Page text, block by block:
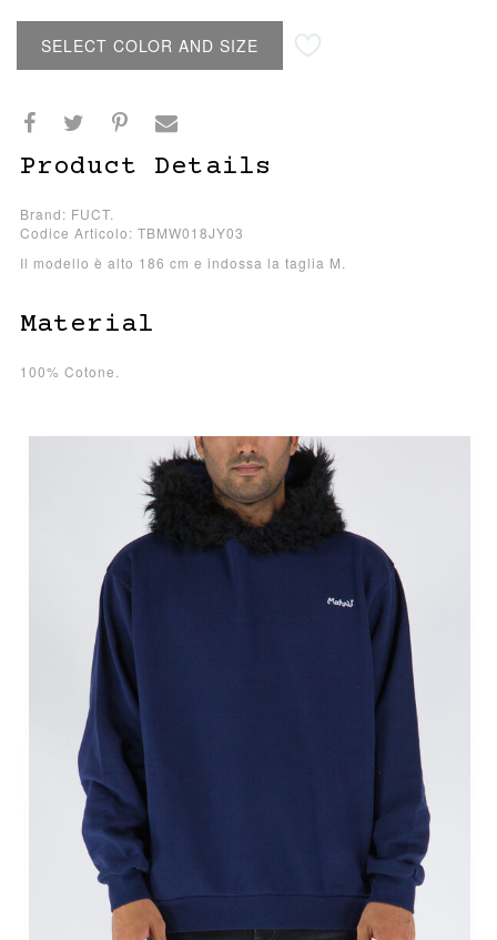
SELECT COLOR AND SIZE
Product Details
Brand: FUCT.
Codice Articolo: TBMW018JY03
Il modello è alto 186 cm e indossa la taglia M.
Material
100% Cotone.